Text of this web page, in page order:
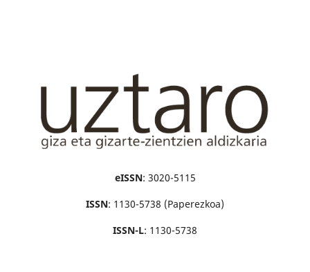
eISSN: 3020-5115
ISSN: 1130-5738 (Paperezkoa)
ISSN-L: 1130-5738